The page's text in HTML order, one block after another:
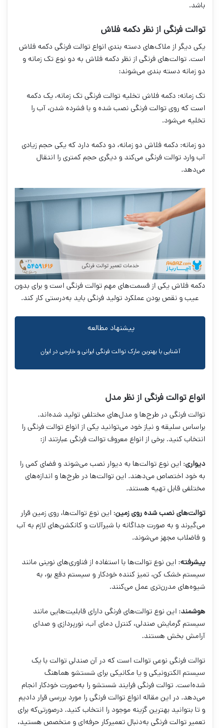
باشد.
توالت فرنگی از نظر دکمه فلاش
یکی دیگر از ملاک‌های دسته بندی انواع توالت فرنگی دکمه فلاش
است. توالت‌های فرنگی از نظر دکمه فلاش به دو نوع تک زمانه و
دو زمانه دسته بندی می‌شوند:
تک زمانه: دکمه فلاش تخلیه توالت فرنگی تک زمانه، یک دکمه
است که روی توالت فرنگی نصب شده و با فشرده شدن، آب را
تخلیه می‌شود.
دو زمانه: دکمه فلاش دو زمانه، دو دکمه دارد که یکی حجم زیادی
آب وارد توالت فرنگی می‌کند و دیگری حجم کمتری را انتقال
می‌دهد.
دکمه فلاش یکی از قسمت‌های مهم توالت فرنگی است و برای بدون
عیب و نقص بودن عملکرد تولید فرنگی باید به‌درستی کار کند.
پیشنهاد مطالعه
آشنایی با بهترین مارک توالت فرنگی ایرانی و خارجی در ایران
انواع توالت فرنگی از نظر مدل
توالت فرنگی در طرح‌ها و مدل‌های مختلفی تولید شده‌اند.
براساس سلیقه و نیاز خود می‌توانید یکی از انواع توالت فرنگی را
انتخاب کنید. برخی از انواع معروف توالت فرنگی عبارتند از:
دیواری: این نوع توالت‌ها به دیوار نصب می‌شوند و فضای کمی را
به خود اختصاص می‌دهند. این توالت‌ها در طرح‌ها و اندازه‌های
مختلفی قابل تهیه هستند.
توالت‌های نصب شده روی زمین: این نوع توالت‌ها، روی زمین قرار
می‌گیرند و به صورت جداگانه با شیرآلات و کانکشن‌های لازم به آب
و فاضلاب مجهز می‌شوند.
پیشرفته: این نوع توالت‌ها با استفاده از فناوری‌های نوینی مانند
سیستم خشک کن، تمیز کننده خودکار و سیستم دفع بو، به
شیوه‌های مدرن‌تری عمل می‌کنند.
هوشمند: این نوع توالت‌های فرنگی دارای قابلیت‌هایی مانند
سیستم گرمایش صندلی، کنترل دمای آب، نورپردازی و صدای
آرامش بخش هستند.
توالت فرنگی نوعی توالت است که در آن صندلی توالت با یک
سیستم الکترونیکی و یا مکانیکی برای شستشو هماهنگ
شده‌است. توالت فرنگی فرایند شستشو را به‌صورت خودکار انجام
می‌دهد. در این مقاله انواع توالت فرنگی را مورد بررسی قرار دادیم
و تا بتوانید بهترین گزینه موجود را انتخاب کنید. درصورتی‌که برای
تعمیر توالت فرنگی به‌دنبال تعمیرکار حرفه‌ای و متخصص هستید،